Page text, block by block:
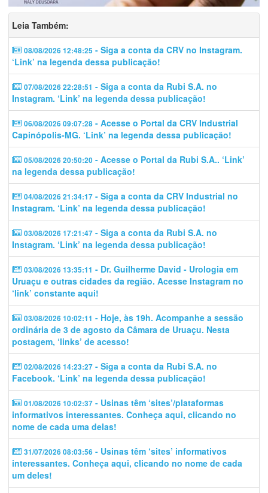
Leia Também:
08/08/2026 12:48:25 - Siga a conta da CRV no Instagram.
‘Link’ na legenda dessa publicação!
07/08/2026 22:28:51 - Siga a conta da Rubi S.A. no
Instagram. ‘Link’ na legenda dessa publicação!
06/08/2026 09:07:28 - Acesse o Portal da CRV Industrial
Capinópolis-MG. ‘Link’ na legenda dessa publicação!
05/08/2026 20:50:20 - Acesse o Portal da Rubi S.A.. ‘Link’
na legenda dessa publicação!
04/08/2026 21:34:17 - Siga a conta da CRV Industrial no
Instagram. ‘Link’ na legenda dessa publicação!
03/08/2026 17:21:47 - Siga a conta da Rubi S.A. no
Instagram. ‘Link’ na legenda dessa publicação!
03/08/2026 13:35:11 - Dr. Guilherme David - Urologia em
Uruaçu e outras cidades da região. Acesse Instagram no
‘link’ constante aqui!
03/08/2026 10:02:11 - Hoje, às 19h. Acompanhe a sessão
ordinária de 3 de agosto da Câmara de Uruaçu. Nesta
postagem, ‘links’ de acesso!
02/08/2026 14:23:27 - Siga a conta da Rubi S.A. no
Facebook. ‘Link’ na legenda dessa publicação!
01/08/2026 10:02:37 - Usinas têm ‘sites’/plataformas
informativos interessantes. Conheça aqui, clicando no
nome de cada uma delas!
31/07/2026 08:03:56 - Usinas têm ‘sites’ informativos
interessantes. Conheça aqui, clicando no nome de cada
um deles!